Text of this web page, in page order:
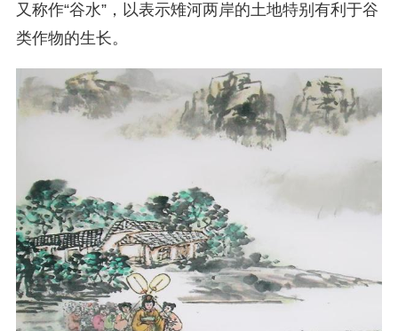
又称作“谷水”，以表示雉河两岸的土地特别有利于谷
类作物的生长。